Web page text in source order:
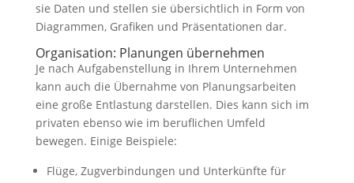
sie Daten und stellen sie übersichtlich in Form von
Diagrammen, Grafiken und Präsentationen dar.
Organisation: Planungen übernehmen
Je nach Aufgabenstellung in Ihrem Unternehmen
kann auch die Übernahme von Planungsarbeiten
eine große Entlastung darstellen. Dies kann sich im
privaten ebenso wie im beruflichen Umfeld
bewegen. Einige Beispiele:
Flüge, Zugverbindungen und Unterkünfte für